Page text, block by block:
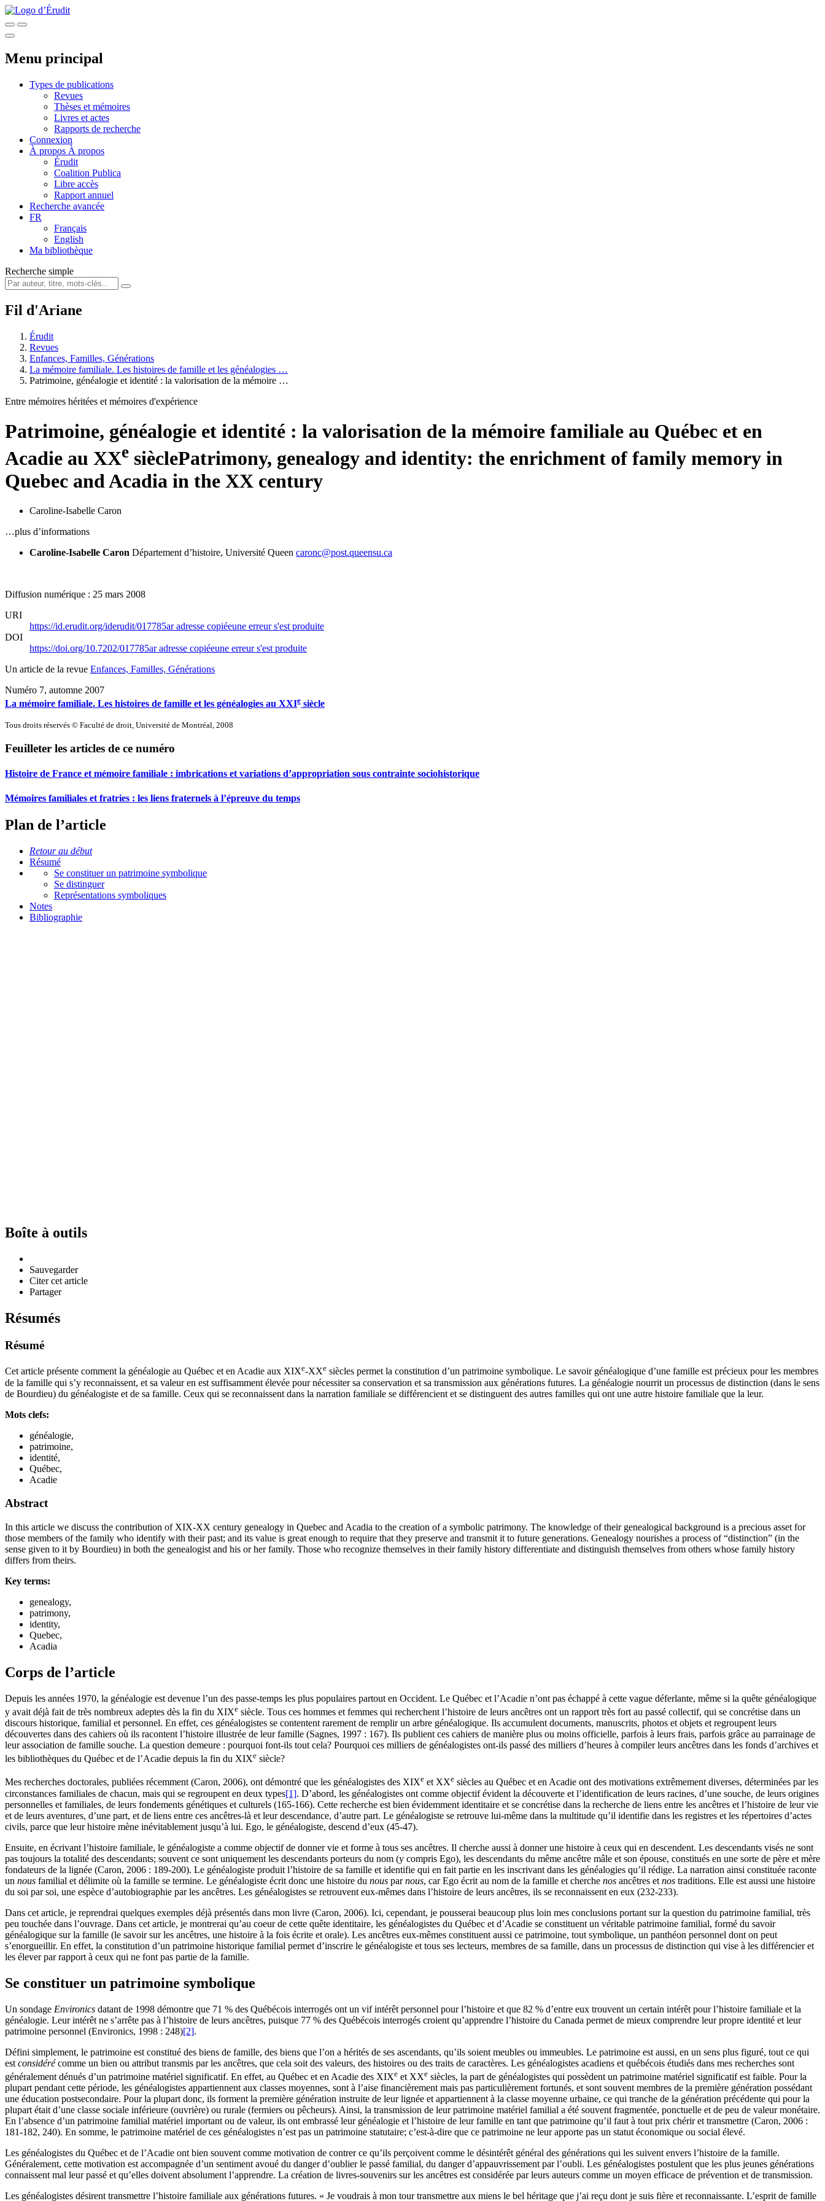
Menu principal
Types de publications
Revues
Thèses et mémoires
Livres et actes
Rapports de recherche
Connexion
À propos À propos
Érudit
Coalition Publica
Libre accès
Rapport annuel
Recherche avancée
FR
Français
English
Ma bibliothèque
Recherche simple
Fil d'Ariane
Érudit
Revues
Enfances, Familles, Générations
La mémoire familiale. Les histoires de famille et les généalogies …
Patrimoine, généalogie et identité : la valorisation de la mémoire …
Entre mémoires héritées et mémoires d'expérience
Patrimoine, généalogie et identité : la valorisation de la mémoire familiale au Québec et en
Acadie au XXe sièclePatrimony, genealogy and identity: the enrichment of family memory in
Quebec and Acadia in the XX century
Caroline-Isabelle Caron
…plus d’informations
Caroline-Isabelle Caron Département d’histoire, Université Queen caronc@post.queensu.ca
Diffusion numérique : 25 mars 2008
URI
https://id.erudit.org/iderudit/017785aradresse copiéeune erreur s'est produite
DOI
https://doi.org/10.7202/017785aradresse copiéeune erreur s'est produite
Un article de la revue Enfances, Familles, Générations
Numéro 7, automne 2007
La mémoire familiale. Les histoires de famille et les généalogies au XXIe siècle
Tous droits réservés © Faculté de droit, Université de Montréal, 2008
Feuilleter les articles de ce numéro
Histoire de France et mémoire familiale : imbrications et variations d’appropriation sous contrainte sociohistorique
Mémoires familiales et fratries : les liens fraternels à l’épreuve du temps
Plan de l’article
Retour au début
Résumé
Se constituer un patrimoine symbolique
Se distinguer
Représentations symboliques
Notes
Bibliographie
Boîte à outils
Sauvegarder
Citer cet article
Partager
Résumés
Résumé
Cet article présente comment la généalogie au Québec et en Acadie aux XIXe-XXe siècles permet la constitution d’un patrimoine symbolique. Le savoir généalogique d’une famille est précieux pour les membres
de la famille qui s’y reconnaissent, et sa valeur en est suffisamment élevée pour nécessiter sa conservation et sa transmission aux générations futures. La généalogie nourrit un processus de distinction (dans le sens
de Bourdieu) du généalogiste et de sa famille. Ceux qui se reconnaissent dans la narration familiale se différencient et se distinguent des autres familles qui ont une autre histoire familiale que la leur.
Mots clefs:
généalogie,
patrimoine,
identité,
Québec,
Acadie
Abstract
In this article we discuss the contribution of XIX-XX century genealogy in Quebec and Acadia to the creation of a symbolic patrimony. The knowledge of their genealogical background is a precious asset for
those members of the family who identify with their past; and its value is great enough to require that they preserve and transmit it to future generations. Genealogy nourishes a process of “distinction” (in the
sense given to it by Bourdieu) in both the genealogist and his or her family. Those who recognize themselves in their family history differentiate and distinguish themselves from others whose family history
differs from theirs.
Key terms:
genealogy,
patrimony,
identity,
Quebec,
Acadia
Corps de l’article
Depuis les années 1970, la généalogie est devenue l’un des passe-temps les plus populaires partout en Occident. Le Québec et l’Acadie n’ont pas échappé à cette vague déferlante, même si la quête généalogique
y avait déjà fait de très nombreux adeptes dès la fin du XIXe siècle. Tous ces hommes et femmes qui recherchent l’histoire de leurs ancêtres ont un rapport très fort au passé collectif, qui se concrétise dans un
discours historique, familial et personnel. En effet, ces généalogistes se contentent rarement de remplir un arbre généalogique. Ils accumulent documents, manuscrits, photos et objets et regroupent leurs
découvertes dans des cahiers où ils racontent l’histoire illustrée de leur famille (Sagnes, 1997 : 167). Ils publient ces cahiers de manière plus ou moins officielle, parfois à leurs frais, parfois grâce au parrainage de
leur association de famille souche. La question demeure : pourquoi font-ils tout cela? Pourquoi ces milliers de généalogistes ont-ils passé des milliers d’heures à compiler leurs ancêtres dans les fonds d’archives et
les bibliothèques du Québec et de l’Acadie depuis la fin du XIXe siècle?
Mes recherches doctorales, publiées récemment (Caron, 2006), ont démontré que les généalogistes des XIXe et XXe siècles au Québec et en Acadie ont des motivations extrêmement diverses, déterminées par les
circonstances familiales de chacun, mais qui se regroupent en deux types[1]. D’abord, les généalogistes ont comme objectif évident la découverte et l’identification de leurs racines, d’une souche, de leurs origines
personnelles et familiales, de leurs fondements génétiques et culturels (165-166). Cette recherche est bien évidemment identitaire et se concrétise dans la recherche de liens entre les ancêtres et l’histoire de leur vie
et de leurs aventures, d’une part, et de liens entre ces ancêtres-là et leur descendance, d’autre part. Le généalogiste se retrouve lui-même dans la multitude qu’il identifie dans les registres et les répertoires d’actes
civils, parce que leur histoire mène inévitablement jusqu’à lui. Ego, le généalogiste, descend d’eux (45-47).
Ensuite, en écrivant l’histoire familiale, le généalogiste a comme objectif de donner vie et forme à tous ses ancêtres. Il cherche aussi à donner une histoire à ceux qui en descendent. Les descendants visés ne sont
pas toujours la totalité des descendants; souvent ce sont uniquement les descendants porteurs du nom (y compris Ego), les descendants du même ancêtre mâle et son épouse, constitués en une sorte de père et mère
fondateurs de la lignée (Caron, 2006 : 189-200). Le généalogiste produit l’histoire de sa famille et identifie qui en fait partie en les inscrivant dans les généalogies qu’il rédige. La narration ainsi constituée raconte
un nous familial et délimite où la famille se termine. Le généalogiste écrit donc une histoire du nous parnous, car Ego écrit au nom de la famille et cherche nos ancêtres et nos traditions. Elle est aussi une histoire
du soi par soi, une espèce d’autobiographie par les ancêtres. Les généalogistes se retrouvent eux-mêmes dans l’histoire de leurs ancêtres, ils se reconnaissent en eux (232-233).
Dans cet article, je reprendrai quelques exemples déjà présentés dans mon livre (Caron, 2006). Ici, cependant, je pousserai beaucoup plus loin mes conclusions portant sur la question du patrimoine familial, très
peu touchée dans l’ouvrage. Dans cet article, je montrerai qu’au coeur de cette quête identitaire, les généalogistes du Québec et d’Acadie se constituent un véritable patrimoine familial, formé du savoir
généalogique sur la famille (le savoir sur les ancêtres, une histoire à la fois écrite et orale). Les ancêtres eux-mêmes constituent aussi ce patrimoine, tout symbolique, un panthéon personnel dont on peut
s’enorgueillir. En effet, la constitution d’un patrimoine historique familial permet d’inscrire le généalogiste et tous ses lecteurs, membres de sa famille, dans un processus de distinction qui vise à les différencier et
les élever par rapport à ceux qui ne font pas partie de la famille.
Se constituer un patrimoine symbolique
Un sondage Environics datant de 1998 démontre que 71 % des Québécois interrogés ont un vif intérêt personnel pour l’histoire et que 82 % d’entre eux trouvent un certain intérêt pour l’histoire familiale et la
généalogie. Leur intérêt ne s’arrête pas à l’histoire de leurs ancêtres, puisque 77 % des Québécois interrogés croient qu’apprendre l’histoire du Canada permet de mieux comprendre leur propre identité et leur
patrimoine personnel (Environics, 1998 : 248)[2].
Défini simplement, le patrimoine est constitué des biens de famille, des biens que l’on a hérités de ses ascendants, qu’ils soient meubles ou immeubles. Le patrimoine est aussi, en un sens plus figuré, tout ce qui
est considérécomme un bien ou attribut transmis par les ancêtres, que cela soit des valeurs, des histoires ou des traits de caractères. Les généalogistes acadiens et québécois étudiés dans mes recherches sont
généralement dénués d’un patrimoine matériel significatif. En effet, au Québec et en Acadie des XIXe et XXe siècles, la part de généalogistes qui possèdent un patrimoine matériel significatif est faible. Pour la
plupart pendant cette période, les généalogistes appartiennent aux classes moyennes, sont à l’aise financièrement mais pas particulièrement fortunés, et sont souvent membres de la première génération possédant
une éducation postsecondaire. Pour la plupart donc, ils forment la première génération instruite de leur lignée et appartiennent à la classe moyenne urbaine, ce qui tranche de la génération précédente qui pour la
plupart était d’une classe sociale inférieure (ouvrière) ou rurale (fermiers ou pêcheurs). Ainsi, la transmission de leur patrimoine matériel familial a été souvent fragmentée, ponctuelle et de peu de valeur monétaire.
En l’absence d’un patrimoine familial matériel important ou de valeur, ils ont embrassé leur généalogie et l’histoire de leur famille en tant que patrimoine qu’il faut à tout prix chérir et transmettre (Caron, 2006 :
181-182, 240). En somme, le patrimoine matériel de ces généalogistes n’est pas un patrimoine statutaire; c’est-à-dire que ce patrimoine ne leur apporte pas un statut économique ou social élevé.
Les généalogistes du Québec et de l’Acadie ont bien souvent comme motivation de contrer ce qu’ils perçoivent comme le désintérêt général des générations qui les suivent envers l’histoire de la famille.
Généralement, cette motivation est accompagnée d’un sentiment avoué du danger d’oublier le passé familial, du danger d’appauvrissement par l’oubli. Les généalogistes postulent que les plus jeunes générations
connaissent mal leur passé et qu’elles doivent absolument l’apprendre. La création de livres-souvenirs sur les ancêtres est considérée par leurs auteurs comme un moyen efficace de prévention et de transmission.
Les généalogistes désirent transmettre l’histoire familiale aux générations futures. « Je voudrais à mon tour transmettre aux miens le bel héritage que j’ai reçu dont je suis fière et reconnaissante. L’esprit de famille